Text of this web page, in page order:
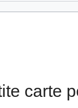
carte